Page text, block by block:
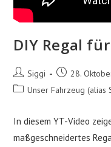
DIY Regal
Beitrags-
Autor:
Siggi
Beitrag
veröffentlicht:
28.
Beitrags-
Unser Fahrzeug (alias
In diesem YT-Video
maßgeschneidertes